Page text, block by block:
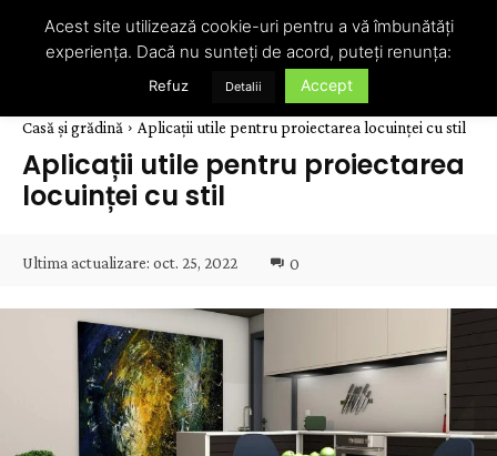
Casă și grădină Aplicații utile pentru proiectarea locuinței cu stil
Aplicații utile pentru proiectarea
locuinței cu stil
Ultima actualizare: oct. 25, 2022 0
Acest site utilizează cookie-uri pentru a vă îmbunătăți
experiența. Dacă nu sunteți de acord, puteți renunța:
Refuz Detalii Accept